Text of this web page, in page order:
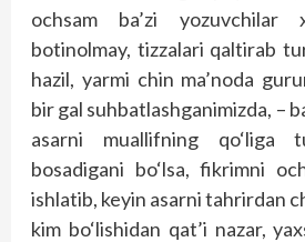
ochsam ba’zi yozuvchilar
botinolmay, tizzalari qaltirab
hazil, yarmi chin ma’noda
bir gal suhbatlashganimizda, –
asarni muallifning qo‘liga
bosadigani bo‘lsa, fikrimni
ishlatib, keyin asarni tahrirdan
kim bo‘lishidan qat’i nazar,